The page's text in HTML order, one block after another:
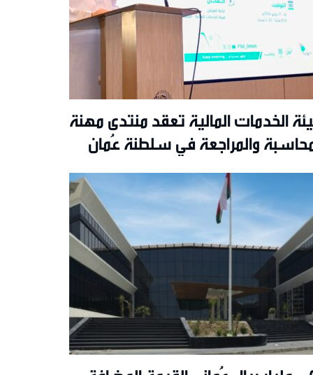
الخدمات المالية تعقد منتدى مهنة
والمراجعة في سلطنة عُمان